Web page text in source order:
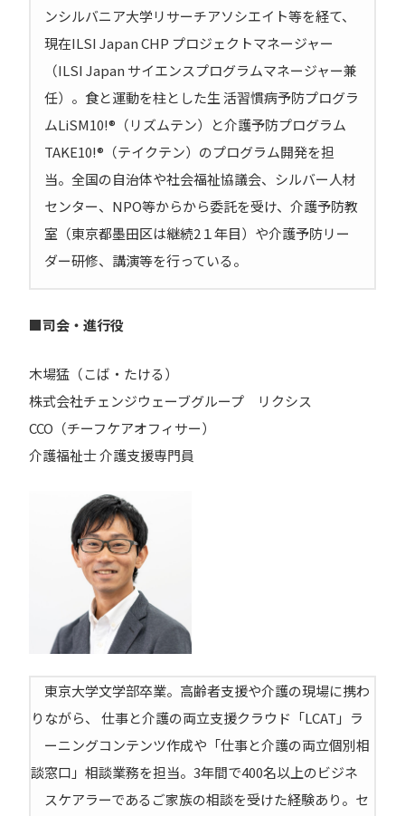
ンシルバニア大学リサーチアソシエイト等を経て、
現在ILSI Japan CHP プロジェクトマネージャー
（ILSI Japan サイエンスプログラムマネージャー兼
任）。食と運動を柱とした生 活習慣病予防プログラ
ムLiSM10!®（リズムテン）と介護予防プログラム
TAKE10!®（テイクテン）のプログラム開発を担
当。全国の自治体や社会福祉協議会、シルバー人材
センター、NPO等からから委託を受け、介護予防教
室（東京都墨田区は継続2１年目）や介護予防リー
ダー研修、講演等を行っている。
■司会・進行役
木場猛（こば・たける）
株式会社チェンジウェーブグループ リクシス
CCO（チーフケアオフィサー）
介護福祉士 介護支援専門員
東京大学文学部卒業。高齢者支援や介護の現場に携わ
りながら、 仕事と介護の両立支援クラウド「LCAT」ラ
ーニングコンテンツ作成や「仕事と介護の両立個別相
談窓口」相談業務を担当。3年間で400名以上のビジネ
スケアラーであるご家族の相談を受けた経験あり。セ